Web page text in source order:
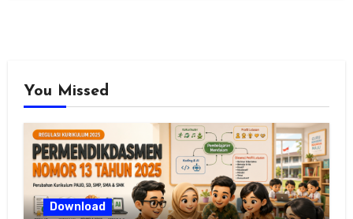
You Missed
Download